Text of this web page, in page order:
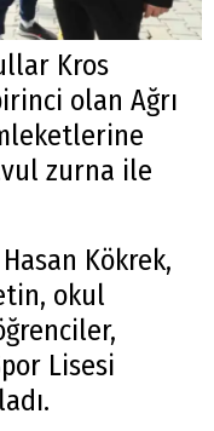
Kros
olan Ağrı
zurna ile
Kökrek,
okul
Lisesi